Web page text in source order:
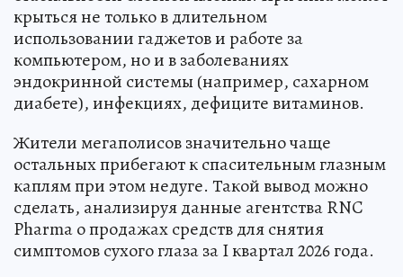
крыться не только в длительном
использовании гаджетов и работе за
компьютером, но и в заболеваниях
эндокринной системы (например, сахарном
диабете), инфекциях, дефиците витаминов.
Жители мегаполисов значительно чаще
остальных прибегают к спасительным глазным
каплям при этом недуге. Такой вывод можно
сделать, анализируя данные агентства RNC
Pharma о продажах средств для снятия
симптомов сухого глаза за I квартал 2026 года.